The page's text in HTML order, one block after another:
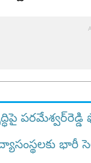
పరమేశ్వర్‌రెడ్డి
భారీ